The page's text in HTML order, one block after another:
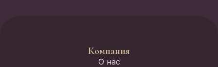
Компания
О нас